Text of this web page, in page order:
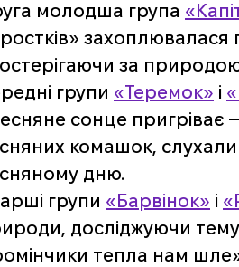
молодша група
за
групи «Теремок» і
сонце пригріває
комашок,
дню.
групи «Барвінок» і
досліджуючи
тепла нам